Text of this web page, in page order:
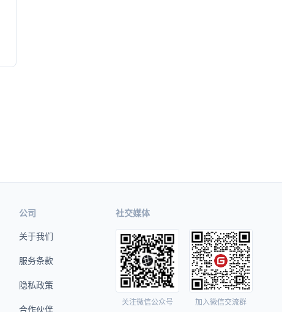
公司
关于我们
服务条款
隐私政策
合作伙伴
社交媒体
关注微信公众号 加入微信交流群